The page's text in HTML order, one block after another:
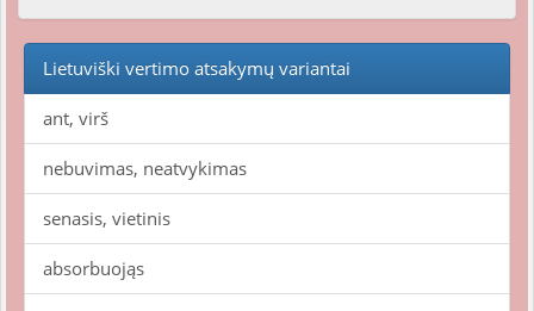
Lietuviški vertimo atsakymų variantai
ant, virš
nebuvimas, neatvykimas
senasis, vietinis
absorbuojąs